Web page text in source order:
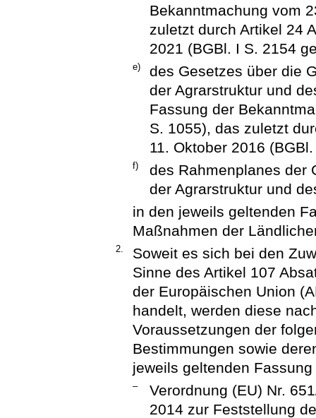
Bekanntmachung vom
zuletzt durch Artikel 24
2021 (BGBl. I S. 2154
e)
des Gesetzes über die
der Agrarstruktur und
Fassung der
S. 1055), das zuletzt
11. Oktober 2016
f)
des Rahmenplanes der
der Agrarstruktur und
in den jeweils geltenden
Maßnahmen der
2.
Soweit es sich bei den
Sinne des Artikel 107
der Europäischen Union
handelt, werden diese
Voraussetzungen der
Bestimmungen sowie
jeweils geltenden
–
Verordnung (EU) Nr.
2014 zur Feststellung